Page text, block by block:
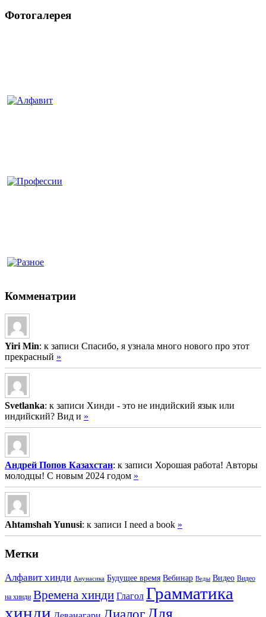
Фотогалерея
Комменатрии
Yiri Min: к записи Спасибо, я узнала много нового про этот
прекрасный »
Svetlanka: к записи Хинди - это не индийский язык или
индийский? Вид и »
Андрей Попов Казахстан: к записи Хорошая работа! Авторы
молодцы! С новым 2024 годом »
Ahtamshah Yunusi: к записи I need a book »
Метки
Алфавит хинди Анунасика Будущее время Вебинар Веды Видео Видео
на хинди Времена хинди Глагол Грамматика
хинди
Для